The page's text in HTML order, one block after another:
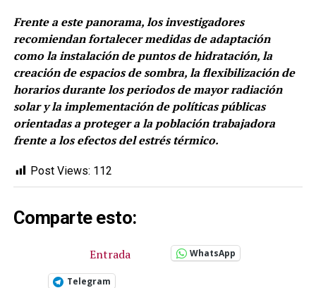
Frente a este panorama, los investigadores
recomiendan fortalecer medidas de adaptación
como la instalación de puntos de hidratación, la
creación de espacios de sombra, la flexibilización de
horarios durante los periodos de mayor radiación
solar y la implementación de políticas públicas
orientadas a proteger a la población trabajadora
frente a los efectos del estrés térmico.
Post Views: 112
Comparte esto:
Entrada WhatsApp
Telegram